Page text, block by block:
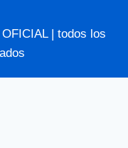
| todos los